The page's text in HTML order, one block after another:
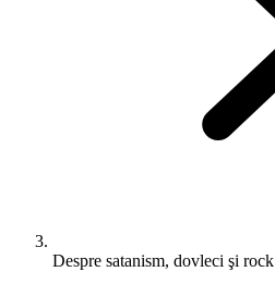
Despre satanism, dovleci şi rock